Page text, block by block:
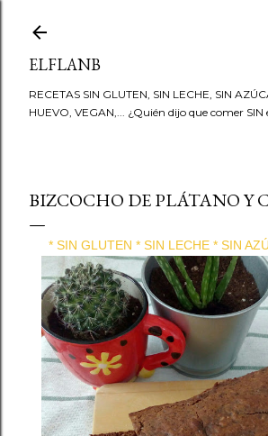
ELFLANB
RECETAS SIN GLUTEN, SIN LECHE, SIN
HUEVO, VEGAN,... ¿Quién dijo que comer
BIZCOCHO DE PLÁTANO Y
* SIN GLUTEN * SIN LECHE * SIN